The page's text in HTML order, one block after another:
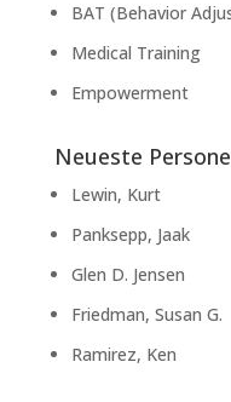
BAT (Behavior
Medical Training
Empowerment
Neueste
Lewin, Kurt
Panksepp, Jaak
Glen D. Jensen
Friedman, Susan G.
Ramirez, Ken